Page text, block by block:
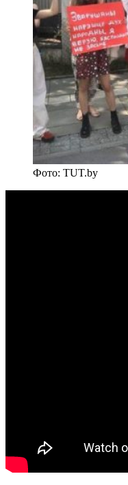
Фото: TUT.by